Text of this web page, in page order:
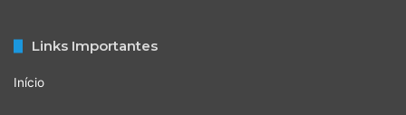
Links Importantes
Início